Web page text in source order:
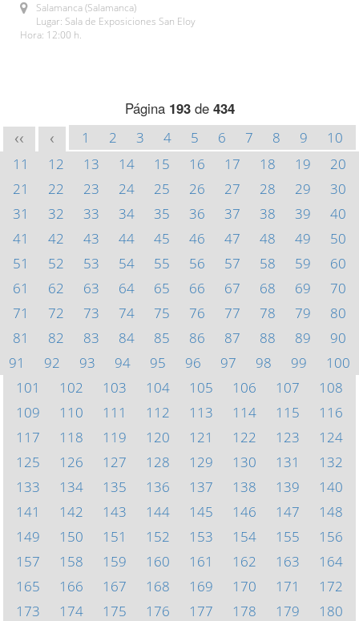
Salamanca (Salamanca)
Lugar: Sala de Exposiciones San Eloy
Hora: 12:00 h.
Página 193de 434
<< < 1 2 3 4 5 6 7 8 9
10
11
12 13 14 15 16 17 18 19
20
21
22 23 24 25 26 27 28 29
30
31
32 33 34 35 36 37 38 39
40
41
42 43 44 45 46 47 48 49
50
51
52 53 54 55 56 57 58 59
60
61
62 63 64 65 66 67 68 69
70
71
72 73 74 75 76 77 78 79
80
81
82 83 84 85 86 87 88 89
90
91
92 93 94 95 96 97 98 99
100
101
102 103 104 105 106 107
108
109
110 111 112 113 114 115
116
117
118 119 120 121 122 123
124
125
126 127 128 129 130 131
132
133
134 135 136 137 138 139
140
141
142 143 144 145 146 147
148
149
150 151 152 153 154 155
156
157
158 159 160 161 162 163
164
165
166 167 168 169 170 171
172
173
174 175 176 177 178 179
180